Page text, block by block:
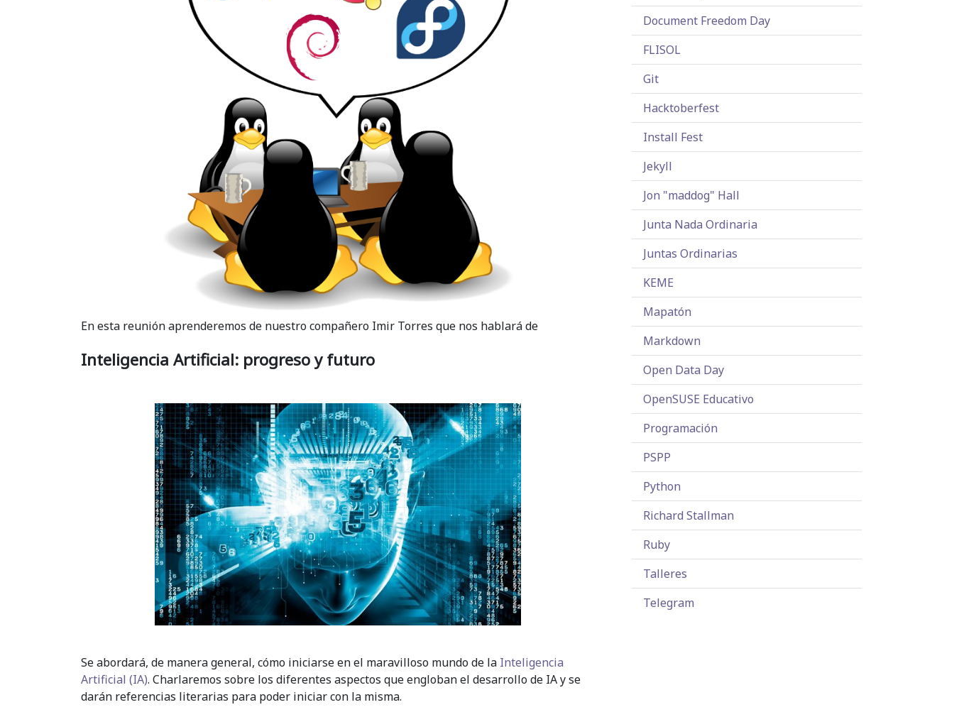
En esta reunión aprenderemos de nuestro compañero Imir Torres que nos hablará de
Inteligencia Artificial: progreso y futuro
Se abordará, de manera general, cómo iniciarse en el maravilloso mundo de la Inteligencia
Artificial (IA). Charlaremos sobre los diferentes aspectos que engloban el desarrollo de IA y se
darán referencias literarias para poder iniciar con la misma.
Document Freedom Day
FLISOL
Git
Hacktoberfest
Install Fest
Jekyll
Jon "maddog" Hall
Junta Nada Ordinaria
Juntas Ordinarias
KEME
Mapatón
Markdown
Open Data Day
OpenSUSE Educativo
Programación
PSPP
Python
Richard Stallman
Ruby
Talleres
Telegram